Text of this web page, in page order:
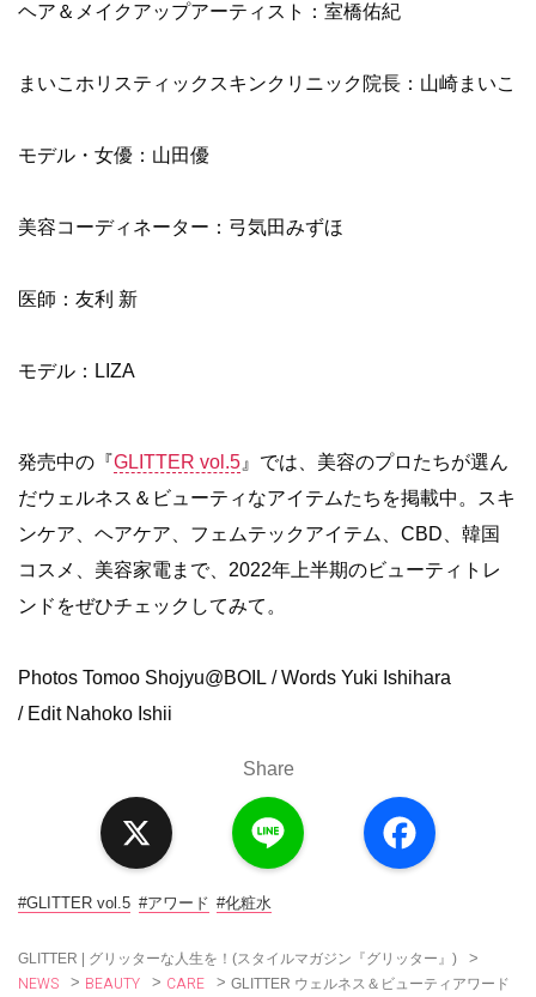
ヘア＆メイクアップアーティスト：室橋佑紀
まいこホリスティックスキンクリニック院長：山崎まいこ
モデル・女優：山田優
美容コーディネーター：弓気田みずほ
医師：友利 新
モデル：LIZA
発売中の『GLITTER vol.5 』では、美容のプロたちが選ん
だウェルネス＆ビューティなアイテムたちを掲載中。スキ
ンケア、ヘアケア、フェムテックアイテム、CBD、韓国
コスメ、美容家電まで、2022年上半期のビューティトレ
ンドをぜひチェックしてみて。
Photos Tomoo Shojyu@BOIL / Words Yuki Ishihara
/ Edit Nahoko Ishii
Share
a
c
#GLITTER vol.5 #アワード #化粧水
GLITTER | グリッターな人生を！(スタイルマガジン『グリッター』) >
NEWS > BEAUTY > CARE > GLITTER ウェルネス＆ビューティアワード